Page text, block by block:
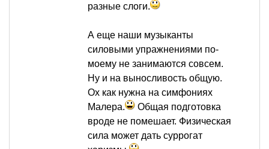
разные слоги.
А еще наши музыканты
силовыми упражнениями по-
моему не занимаются совсем.
Ну и на выносливость общую.
Ох как нужна на симфониях
Малера.
Общая подготовка
вроде не помешает. Физическая
сила может дать суррогат